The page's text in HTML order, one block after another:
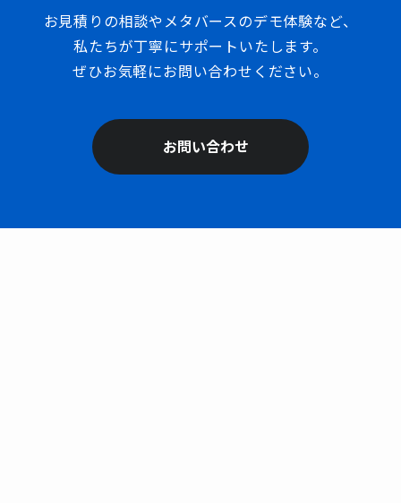
お見積りの相談やメタバースのデモ体験など、
私たちが丁寧にサポートいたします。
ぜひお気軽にお問い合わせください。
お問い合わせ